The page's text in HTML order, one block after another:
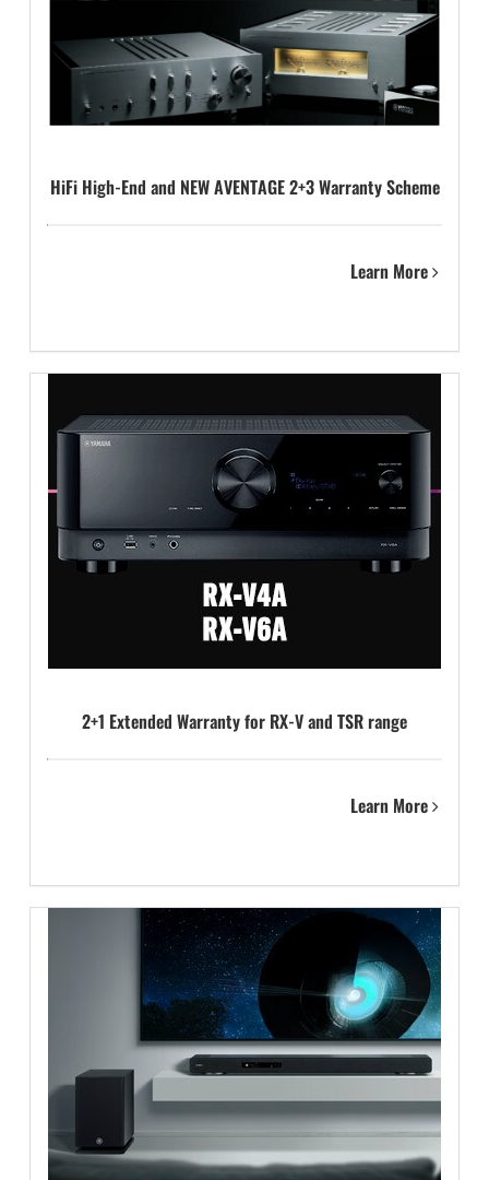
HiFi High-End and NEW AVENTAGE 2+3 Warranty Scheme
Learn More
2+1 Extended Warranty for RX-V and TSR range
Learn More